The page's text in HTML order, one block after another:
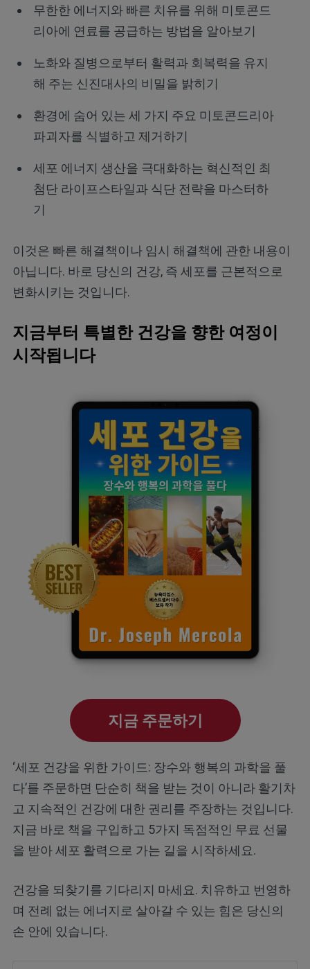
무한한 에너지와 빠른 치유를 위해 미토콘드
리아에 연료를 공급하는 방법을 알아보기
노화와 질병으로부터 활력과 회복력을 유지
해 주는 신진대사의 비밀을 밝히기
환경에 숨어 있는 세 가지 주요 미토콘드리아
파괴자를 식별하고 제거하기
세포 에너지 생산을 극대화하는 혁신적인 최
첨단 라이프스타일과 식단 전략을 마스터하
기
이것은 빠른 해결책이나 임시 해결책에 관한 내용이
아닙니다. 바로 당신의 건강, 즉 세포를 근본적으로
변화시키는 것입니다.
지금부터 특별한 건강을 향한 여정이
시작됩니다
지금 주문하기
‘세포 건강을 위한 가이드: 장수와 행복의 과학을 풀
다’를 주문하면 단순히 책을 받는 것이 아니라 활기차
고 지속적인 건강에 대한 권리를 주장하는 것입니다.
지금 바로 책을 구입하고 5가지 독점적인 무료 선물
을 받아 세포 활력으로 가는 길을 시작하세요.
건강을 되찾기를 기다리지 마세요. 치유하고 번영하
며 전례 없는 에너지로 살아갈 수 있는 힘은 당신의
손 안에 있습니다.